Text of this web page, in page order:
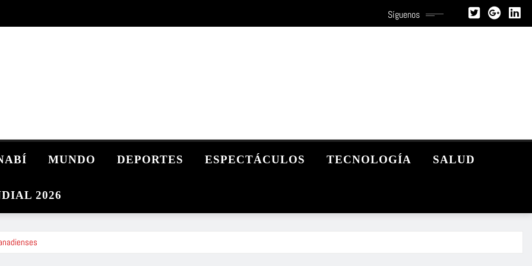
Síguenos
MUNDO DEPORTES ESPECTÁCULOS TECNOLOGÍA SALUD
2026